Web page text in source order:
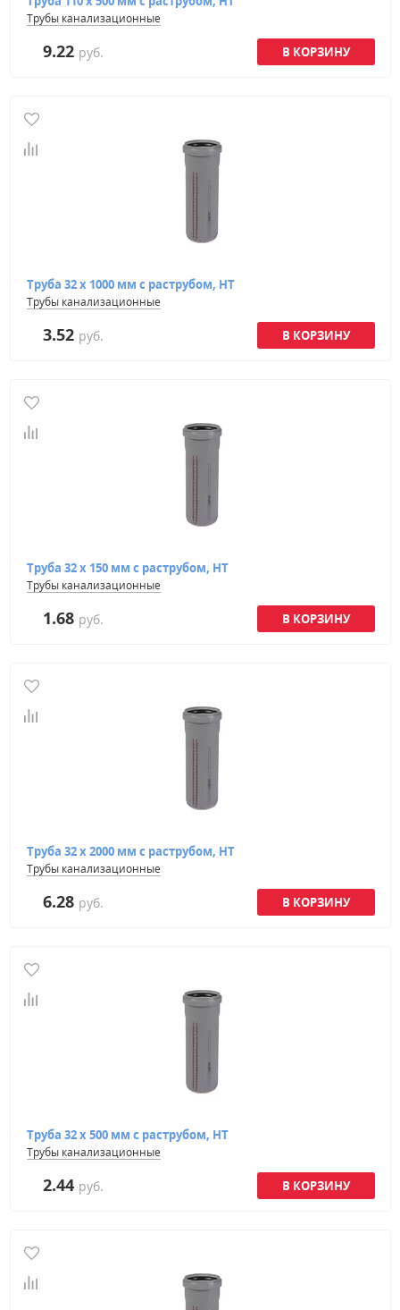
Трубы канализационные
9.22 руб.
Труба 32 х 1000 мм с раструбом, HT
Трубы канализационные
3.52 руб.
Труба 32 х 150 мм с раструбом, HT
Трубы канализационные
1.68 руб.
Труба 32 х 2000 мм с раструбом, HT
Трубы канализационные
6.28 руб.
Труба 32 х 500 мм с раструбом, HT
Трубы канализационные
2.44 руб.